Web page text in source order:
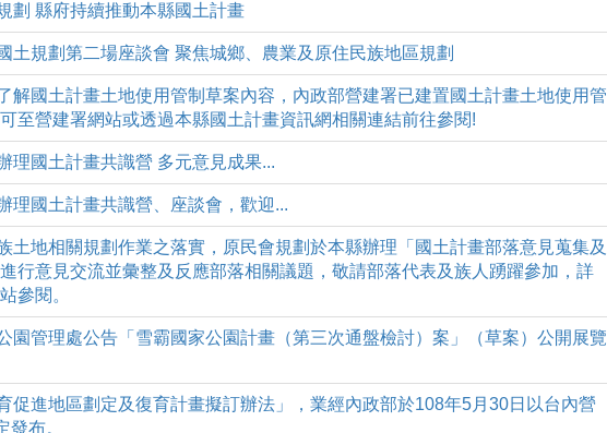
劃 縣府持續推動本縣國土計畫
土規劃第二場座談會 聚焦城鄉、農業及原住民族地區規劃
解國土計畫土地使用管制草案內容，內政部營建署已建置國土計畫土地使用管
至營建署網站或透過本縣國土計畫資訊網相關連結前往參閱!
理國土計畫共識營 多元意見成果...
理國土計畫共識營、座談會，歡迎...
土地相關規劃作業之落實，原民會規劃於本縣辦理「國土計畫部落意見蒐集及
行意見交流並彙整及反應部落相關議題，敬請部落代表及族人踴躍參加，詳
參閱。
園管理處公告「雪霸國家公園計畫（第三次通盤檢討）案」（草案）公開展覽
促進地區劃定及復育計畫擬訂辦法」，業經內政部於108年5月30日以台內營
布。